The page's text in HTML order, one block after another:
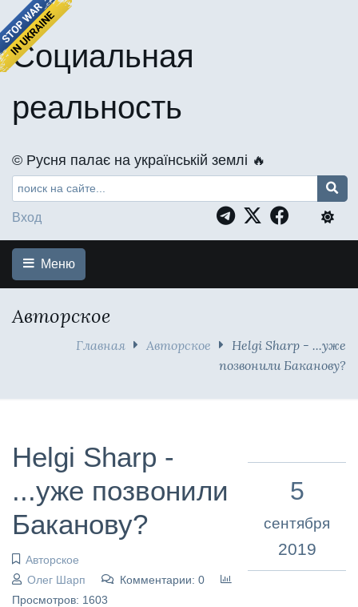
Социальная
реальность
©️ Русня палає на українській землі 🔥
Вход
Меню
Авторское
Главная Авторское
Helgi Sharp - ...уже
позвонили Баканову?
Helgi Sharp -
...уже позвонили
Баканову?
Авторское
Олег Шарп
Комментарии: 0
Просмотров: 1603
5
сентября
2019